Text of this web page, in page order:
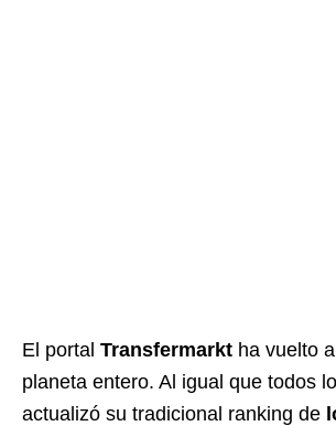
El portal Transfermarkt ha vuelto
planeta entero. Al igual que todos
actualizó su tradicional ranking de